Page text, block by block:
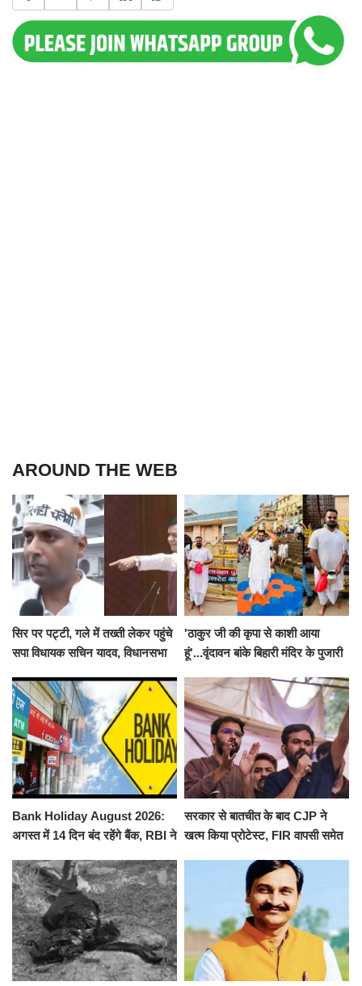
AROUND THE WEB
सिर पर पट्टी, गले में तख्ती लेकर पहुंचे
सपा विधायक सचिन यादव, विधानसभा
निलंबित
'ठाकुर जी की कृपा से काशी आया
हूं'...वृंदावन बांके बिहारी मंदिर के पुजारी
जलाभिषेक
Bank Holiday August 2026:
अगस्त में 14 दिन बंद रहेंगे बैंक, RBI ने
सरकार से बातचीत के बाद CJP ने
खत्म किया प्रोटेस्ट, FIR वापसी समेत